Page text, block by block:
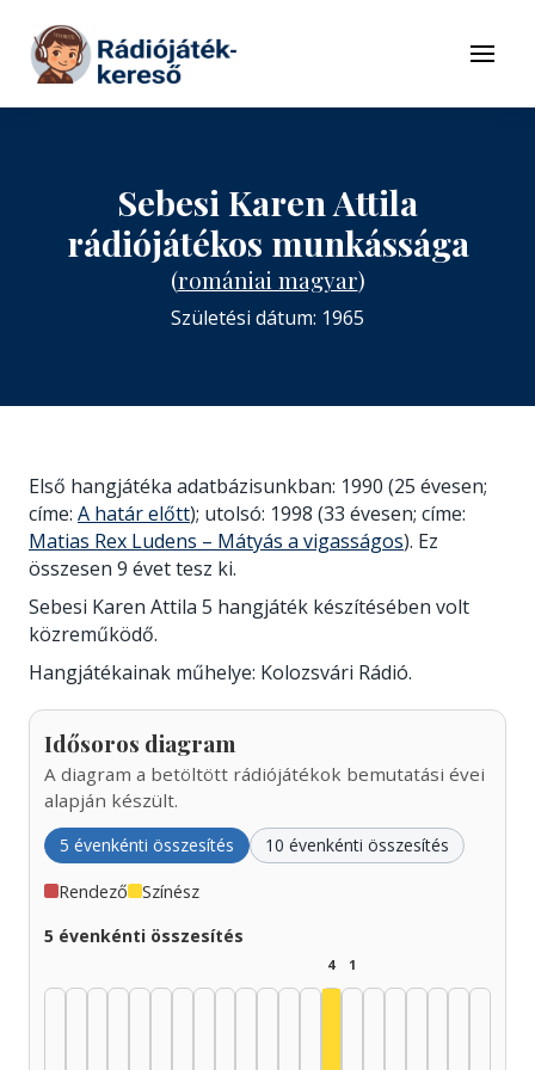
Tovább a tartalomhoz
Menü
Sebesi Karen Attila
rádiójátékos munkássága
(romániai magyar)
Születési dátum: 1965
Első hangjátéka adatbázisunkban: 1990 (25 évesen;
címe: A határ előtt); utolsó: 1998 (33 évesen; címe:
Matias Rex Ludens – Mátyás a vigasságos). Ez
összesen 9 évet tesz ki.
Sebesi Karen Attila 5 hangjáték készítésében volt
közreműködő.
Hangjátékainak műhelye: Kolozsvári Rádió.
Idősoros diagram
A diagram a betöltött rádiójátékok bemutatási évei
alapján készült.
5 évenkénti összesítés 10 évenkénti összesítés
Rendező Színész
5 évenkénti összesítés
4 1